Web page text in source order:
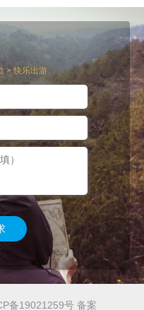
> 快乐出游
备19021259号 备案